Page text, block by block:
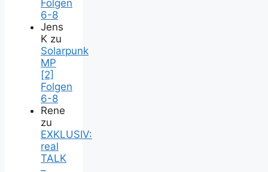
Folgen
6-8
Jens
K zu
Solarpunk
MP
[2]
Folgen
6-8
Rene
zu
EXKLUSIV:
real
TALK